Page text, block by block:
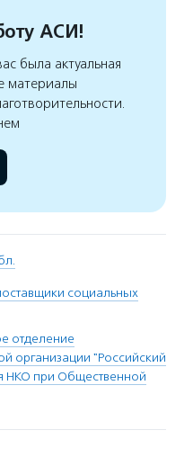
АСИ!
была актуальная
материалы
социальных
отделение
организации "Российский
НКО при Общественной